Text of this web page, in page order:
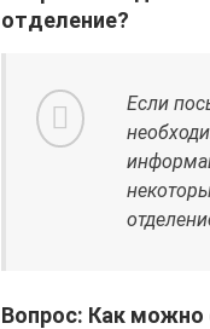
отделение?
Если
Вопрос: Как можно